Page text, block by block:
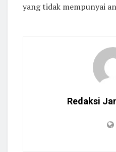
yang tidak mempunyai
Redaksi